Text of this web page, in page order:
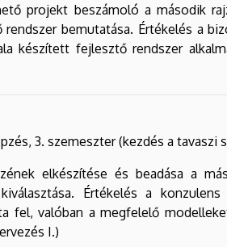
projekt beszámoló a második
bemutatása. Értékelés a
készített fejlesztő rendszer
3. szemeszter (kezdés a tavaszi
elkészítése és beadása a
Értékelés a
fel, valóban a megfelelő
I.)